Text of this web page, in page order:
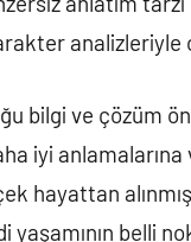
bilgi ve çözüm
iyi
hayattan
yaşamının belli